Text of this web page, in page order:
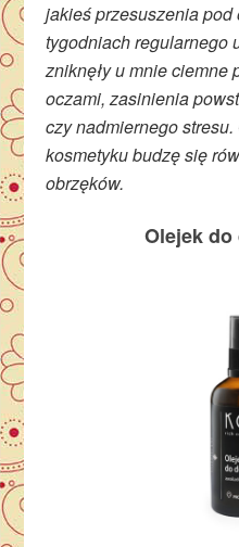
jakieś przesuszenia pod
tygodniach regularnego
zniknęły u mnie ciemne
oczami, zasinienia
czy nadmiernego
kosmetyku budzę się
obrzęków.
Olejek do